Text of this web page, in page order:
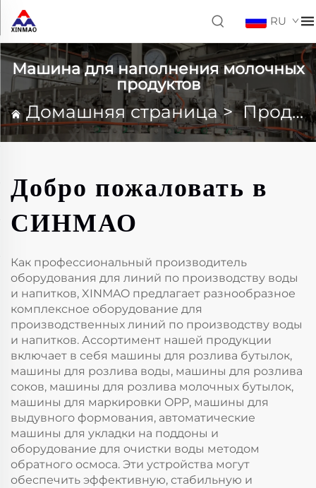
RU
Машина для наполнения молочных
продуктов
Домашняя страница>Продукция
Добро пожаловать в
СИНМАО
Как профессиональный производитель
оборудования для линий по производству воды
и напитков, XINMAO предлагает разнообразное
комплексное оборудование для
производственных линий по производству воды
и напитков. Ассортимент нашей продукции
включает в себя машины для розлива бутылок,
машины для розлива воды, машины для розлива
соков, машины для розлива молочных бутылок,
машины для маркировки OPP, машины для
выдувного формования, автоматические
машины для укладки на поддоны и
оборудование для очистки воды методом
обратного осмоса. Эти устройства могут
обеспечить эффективную, стабильную и